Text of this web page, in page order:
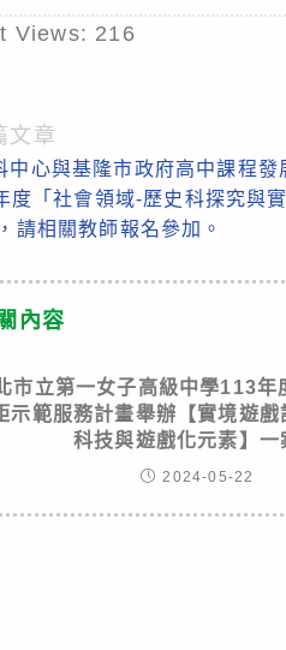
Views: 216
文章
中心與基隆市政府高中課程發
度「社會領域-歷史科探究與實
請相關教師報名參加。
內容
市立第一女子高級中學113年
示範服務計畫舉辦【實境遊戲
科技與遊戲化元素】一
2024-05-22